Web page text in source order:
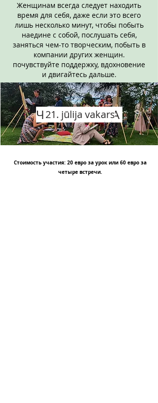
Женщинам всегда следует находить
время для себя, даже если это всего
лишь несколько минут, чтобы побыть
наедине с собой, послушать себя,
заняться чем-то творческим, побыть в
компании других женщин.
почувствуйте поддержку, вдохновение
и двигайтесь дальше.
ЧЕТЫРЕ СРЕДА
21. jūlija vakars
Стоимость участия: 20 евро за урок или 60 евро за
четыре встречи.